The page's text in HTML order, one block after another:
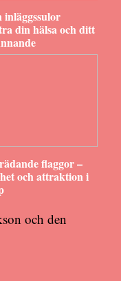
inläggssulor
din hälsa och ditt
flaggor –
och attraktion i
och den